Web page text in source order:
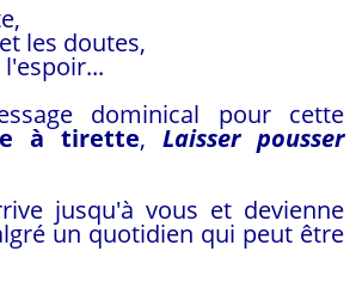
les doutes,
dominical pour cette
à tirette, Laisser pousser
jusqu'à vous et devienne
un quotidien qui peut être